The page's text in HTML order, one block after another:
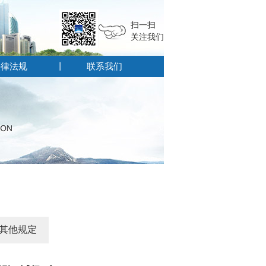
扫一扫
关注我们
法规 联系我们
他规定